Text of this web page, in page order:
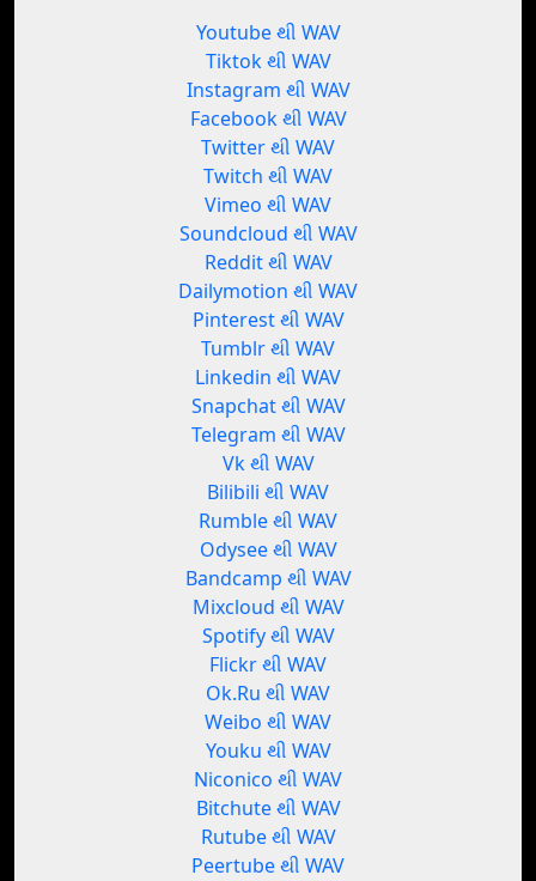
Youtube થી WAV
Tiktok થી WAV
Instagram થી WAV
Facebook થી WAV
Twitter થી WAV
Twitch થી WAV
Vimeo થી WAV
Soundcloud થી WAV
Reddit થી WAV
Dailymotion થી WAV
Pinterest થી WAV
Tumblr થી WAV
Linkedin થી WAV
Snapchat થી WAV
Telegram થી WAV
Vk થી WAV
Bilibili થી WAV
Rumble થી WAV
Odysee થી WAV
Bandcamp થી WAV
Mixcloud થી WAV
Spotify થી WAV
Flickr થી WAV
Ok.Ru થી WAV
Weibo થી WAV
Youku થી WAV
Niconico થી WAV
Bitchute થી WAV
Rutube થી WAV
Peertube થી WAV